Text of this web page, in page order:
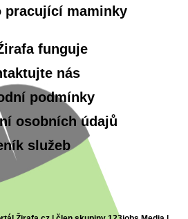
pracující maminky
funguje
nás
podmínky
osobních údajů
služeb